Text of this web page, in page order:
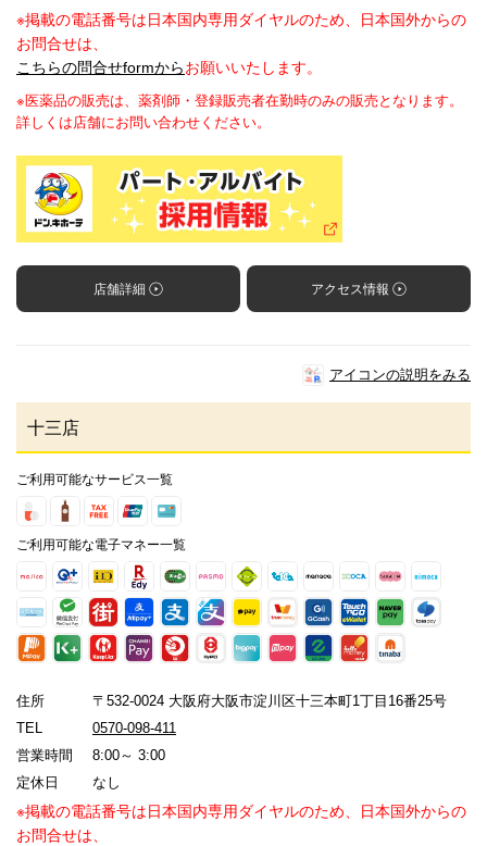
※掲載の電話番号は日本国内専用ダイヤルのため、日本国外からの
お問合せは、
こちらの問合せformからお願いいたします。
※医薬品の販売は、薬剤師・登録販売者在勤時のみの販売となります。
詳しくは店舗にお問い合わせください。
店舗詳細 アクセス情報
アイコンの説明をみる
十三店
ご利用可能なサービス一覧
ご利用可能な電子マネー一覧
住所
〒532-0024 大阪府大阪市淀川区十三本町1丁目16番25号
TEL
0570-098-411
営業時間
8:00～ 3:00
定休日
なし
※掲載の電話番号は日本国内専用ダイヤルのため、日本国外からの
お問合せは、